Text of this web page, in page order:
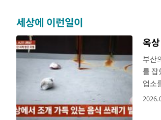
속보 방금 전
속보 [속보]종합특검, '관
방금 전 민주 콩고 에볼라환
방금 전 [속보]'300억원대 사
속보 방금 전 "미 전국적 살모네라
세상에 이런일이
옥
부산
를 잡
업소
음식